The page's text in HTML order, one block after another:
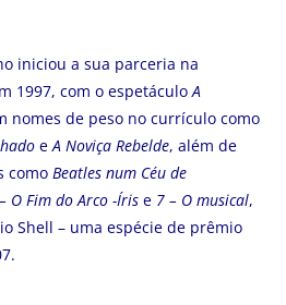
iniciou a sua parceria na
1997, com o espetáculoA
nomes de peso no currículo como
eA Noviça Rebelde, além de
como Beatles num Céu de
O Fim do Arco -Íris e 7 – O musical,
Shell – uma espécie de prêmio